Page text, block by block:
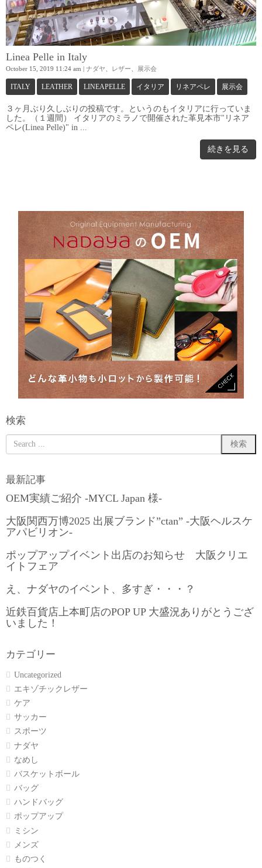
Linea Pelle in Italy
October 15, 2019 11:24 am | ナダヤ レザー 展示会
ITALY LEATHER LINEAPELLE イタリア リネアペレ 展示会
３ヶ月ぶり久しぶりの投稿です。というのもイタリアに行っていま
した。（１週間） イタリアのミラノで開催された革見本市"リネア
ペレ(Linea Pelle)" in ...
続きを見る
検索
最新記事
OEM実績ご紹介 -MYCL Japan 様-
大阪関西万博2025 出展ブランド”ctan” -大阪ヘルスケ
アパビリオン-
ポップアップイベント出店のお知らせ 大阪クリエ
イトフェア
え、ナダヤのイベント、多すぎ・・・？
近鉄百貨店上本町店のPOP UP 大盛況ありがとうござ
いました！
カテゴリー
Uncategorized
エキゾチックレザー
ケア
サッカー
スポーツ
ナダヤ
なめし
バスケットボール
バッグ
ハンドバッグ
ポップアップ
ミシン
メンズ
ものつく